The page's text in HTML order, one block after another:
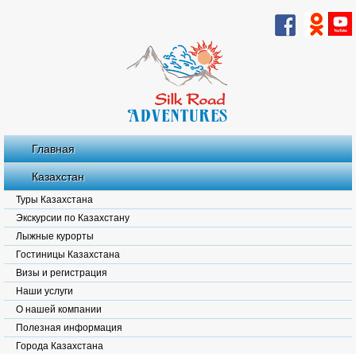
Главная
Казахстан
Туры Казахстана
Экскурсии по Казахстану
Лыжные курорты
Гостиницы Казахстана
Визы и регистрация
Наши услуги
О нашей компании
Полезная информация
Города Казахстана